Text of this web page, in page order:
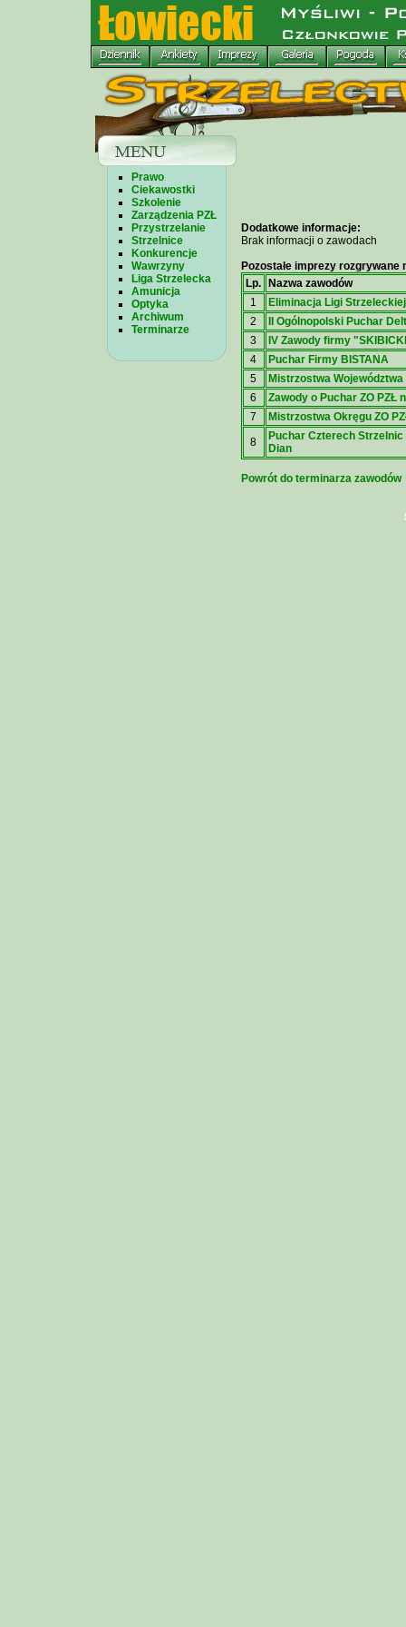
Prawo
Ciekawostki
Szkolenie
Zarządzenia PZŁ
Przystrzelanie
Strzelnice
Konkurencje
Wawrzyny
Liga Strzelecka
Amunicja
Optyka
Archiwum
Terminarze
Dodatkowe informacje:
Brak informacji o zawodach
Pozostałe imprezy rozgrywane
Lp.
Nazwa zawodów
1
Eliminacja Ligi
2
II Ogólnopolski Puchar
3
IV Zawody firmy
4
Puchar Firmy BISTANA
5
Mistrzostwa
6
Zawody o Puchar ZO PZŁ
7
Mistrzostwa Okręgu ZO
8
Puchar Czterech Strzelnic
Dian
Powrót do terminarza zawodów